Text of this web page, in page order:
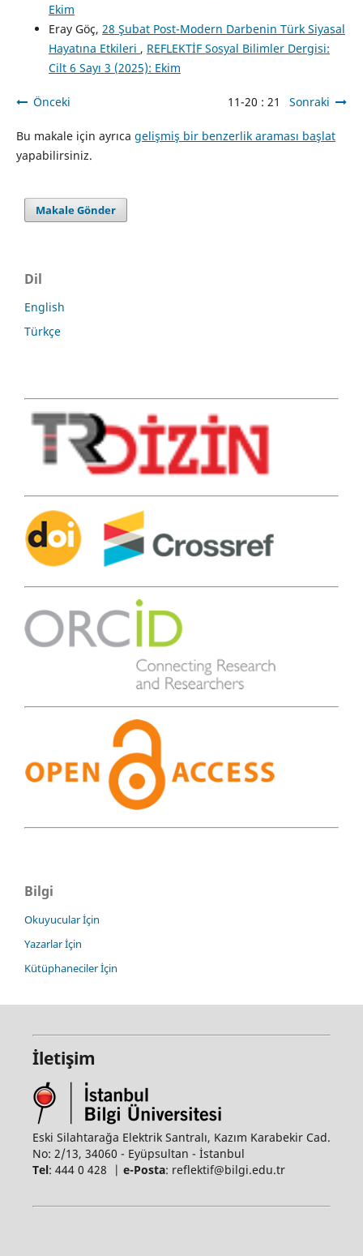
Ekim
Eray Göç, 28 Şubat Post-Modern Darbenin Türk Siyasal
Hayatına Etkileri , REFLEKTİF Sosyal Bilimler Dergisi:
Cilt 6 Sayı 3 (2025): Ekim
Önceki 11-20 : 21 Sonraki
Bu makale için ayrıca gelişmiş bir benzerlik araması başlat
yapabilirsiniz.
Makale Gönder
Dil
English
Türkçe
Bilgi
Okuyucular İçin
Yazarlar İçin
Kütüphaneciler İçin
İletişim
Eski Silahtarağa Elektrik Santralı, Kazım Karabekir Cad.
No: 2/13, 34060 - Eyüpsultan - İstanbul
Tel: 444 0 428 | e-Posta: reflektif@bilgi.edu.tr